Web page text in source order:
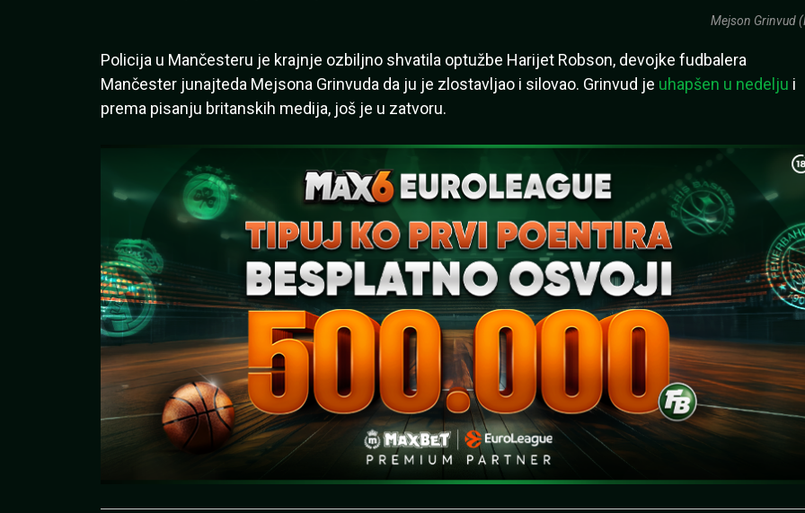
Mejson Grinvud
Policija u Mančesteru je krajnje ozbiljno shvatila optužbe Harijet Robson, devojke fudbalera
Mančester junajteda Mejsona Grinvuda da ju je zlostavljao i silovao. Grinvud je uhapšen u nedelju i
prema pisanju britanskih medija, još je u zatvoru.